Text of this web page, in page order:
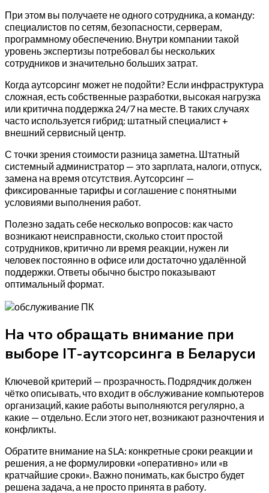
При этом вы получаете не одного сотрудника, а команду:
специалистов по сетям, безопасности, серверам,
программному обеспечению. Внутри компании такой
уровень экспертизы потребовал бы нескольких
сотрудников и значительно больших затрат.
Когда аутсорсинг может не подойти? Если инфраструктура
сложная, есть собственные разработки, высокая нагрузка
или критична поддержка 24/7 на месте. В таких случаях
часто используется гибрид: штатный специалист +
внешний сервисный центр.
С точки зрения стоимости разница заметна. Штатный
системный администратор — это зарплата, налоги, отпуск,
замена на время отсутствия. Аутсорсинг —
фиксированные тарифы и соглашение с понятными
условиями выполнения работ.
Полезно задать себе несколько вопросов: как часто
возникают неисправности, сколько стоит простой
сотрудников, критично ли время реакции, нужен ли
человек постоянно в офисе или достаточно удалённой
поддержки. Ответы обычно быстро показывают
оптимальный формат.
На что обращать внимание при
выборе IT-аутсорсинга в Беларуси
Ключевой критерий — прозрачность. Подрядчик должен
чётко описывать, что входит в обслуживание компьютеров
организаций, какие работы выполняются регулярно, а
какие — отдельно. Если этого нет, возникают разночтения и
конфликты.
Обратите внимание на SLA: конкретные сроки реакции и
решения, а не формулировки «оперативно» или «в
кратчайшие сроки». Важно понимать, как быстро будет
решена задача, а не просто принята в работу.